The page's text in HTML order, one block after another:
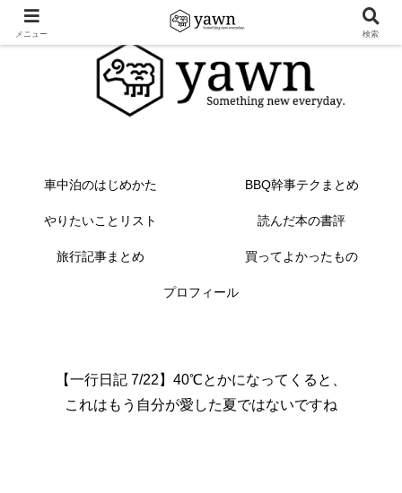
車中泊のはじめかた BBQ幹事テクまとめ
やりたいことリスト 読んだ本の書評
旅行記事まとめ 買ってよかったもの
プロフィール
【一行日記 7/22】40℃とかになってくると、
これはもう自分が愛した夏ではないですね
メニュー 検索